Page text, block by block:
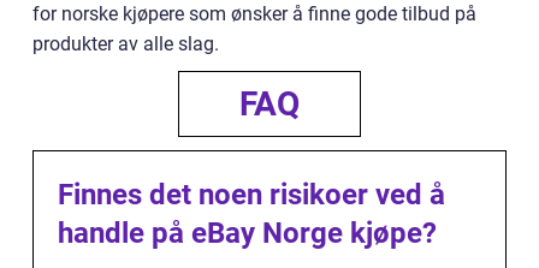
for norske kjøpere som ønsker å finne gode tilbud på
produkter av alle slag.
FAQ
Finnes det noen risikoer ved å
handle på eBay Norge kjøpe?